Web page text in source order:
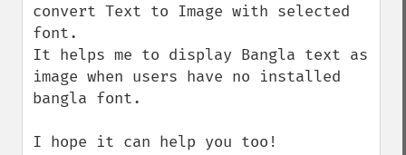
convert Text to Image with selected
font.
It helps me to display Bangla text as
image when users have no installed
bangla font.
I hope it can help you too!